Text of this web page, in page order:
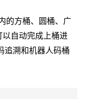
的方桶、圆桶、广
以自动完成上桶进
追溯和机器人码桶